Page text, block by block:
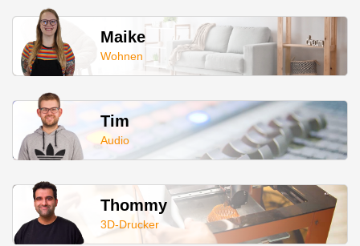
Maike
Wohnen
Tim
Audio
Thommy
3D-Drucker